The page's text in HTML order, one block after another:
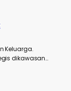
Keluarga.
dikawasan